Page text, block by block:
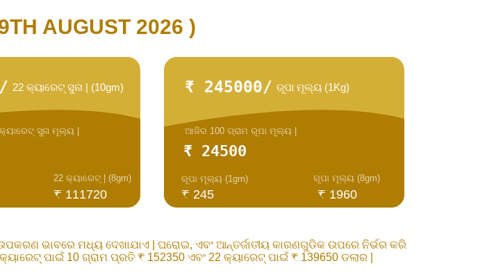
AUGUST 2026 )
22 କ୍ୟାରେଟ୍ ସୁନା | (10gm)
22 କ୍ୟାରେଟ୍ | (8gm)
ସୁନା ମୂଲ୍ୟ |
₹ 111720
₹ 245000/ ରୂପା ମୂଲ୍ୟ (1Kg)
₹ 24500
₹ 245
ରୂପା ମୂଲ୍ୟ (1gm) ରୂପା ମୂଲ୍ୟ (8gm)
ଆଜିର 100 ଗ୍ରାମ ରୂପା ମୂଲ୍ୟ |
₹ 1960
ଭାବରେ ମଧ୍ୟ ଦେଖାଯାଏ | ଘରୋଇ, ଏବଂ ଆନ୍ତର୍ଜାତୀୟ କାରଣଗୁଡିକ ଉପରେ ନିର୍ଭର କରି
ପାଇଁ 10 ଗ୍ରାମ ପ୍ରତି ₹ 152350 ଏବଂ 22 କ୍ୟାରେଟ୍ ପାଇଁ ₹ 139650 ଡଲାର |